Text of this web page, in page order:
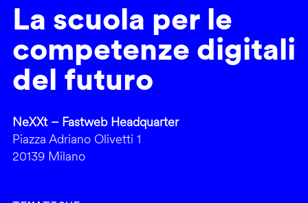
La scuola per le
competenze digitali
del futuro
NeXXt – Fastweb Headquarter
Piazza Adriano Olivetti 1
20139 Milano